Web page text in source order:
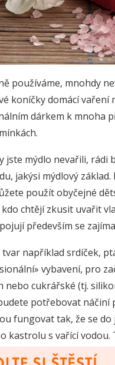
používáme, mnohdy
koníčky domácí
dárkem k mnoha
jste mýdlo nevařili,
jakýsi mýdlový
použít obyčejné
chtějí zkusit uvařit
především se
například srdíček,
vybavení, pro
nebo cukrářské (tj.
potřebovat
fungovat tak, že se
kastrolu s vařící